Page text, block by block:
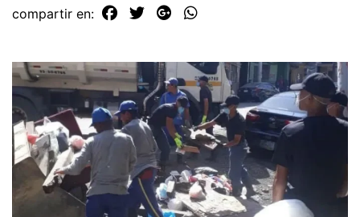
compartir en: